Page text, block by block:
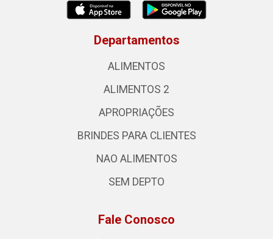
Departamentos
ALIMENTOS
ALIMENTOS 2
APROPRIAÇÕES
BRINDES PARA CLIENTES
NAO ALIMENTOS
SEM DEPTO
Fale Conosco